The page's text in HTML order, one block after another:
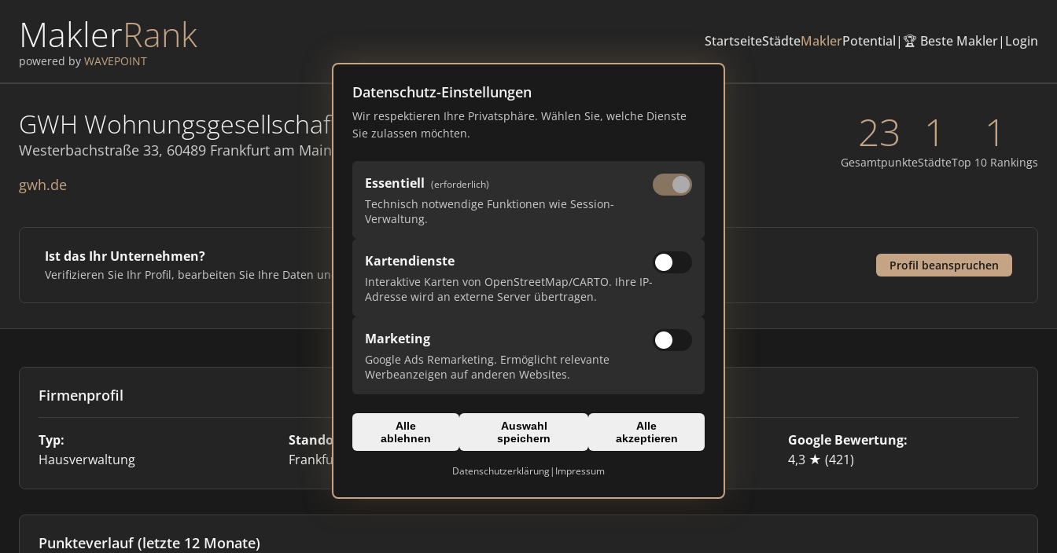
MaklerRank
powered by WAVEPOINT
StartseiteStädteMaklerPotential| 🏆 Beste Makler| Login
Datenschutz-Einstellungen
Wir respektieren Ihre Privatsphäre. Wählen Sie, welche Dienste
Sie zulassen möchten.
Essentiell (erforderlich)
Technisch notwendige Funktionen wie Session-
Verwaltung.
Kartendienste
Interaktive Karten von OpenStreetMap/CARTO. Ihre IP-
Adresse wird an externe Server übertragen.
Marketing
Google Ads Remarketing. Ermöglicht relevante
Werbeanzeigen auf anderen Websites.
Alle
ablehnen
Auswahl
speichern
Alle
akzeptieren
Datenschutzerklärung| Impressum
GWH Wohnungsgesellschaft mbH Hessen
Westerbachstraße 33, 60489 Frankfurt am Main
gwh.de
23
Gesamtpunkte
1
Städte
1
Top 10 Rankings
Ist das Ihr Unternehmen?
Verifizieren Sie Ihr Profil, bearbeiten Sie Ihre Daten und erhalten Sie monatliche Ranking-Updates.
Profil beanspruchen
Firmenprofil
Typ:
Hausverwaltung
Standort:
Frankfurt am Main
Domain:
Google Bewertung:
4,3 ★ (421)
Punkteverlauf (letzte 12 Monate)